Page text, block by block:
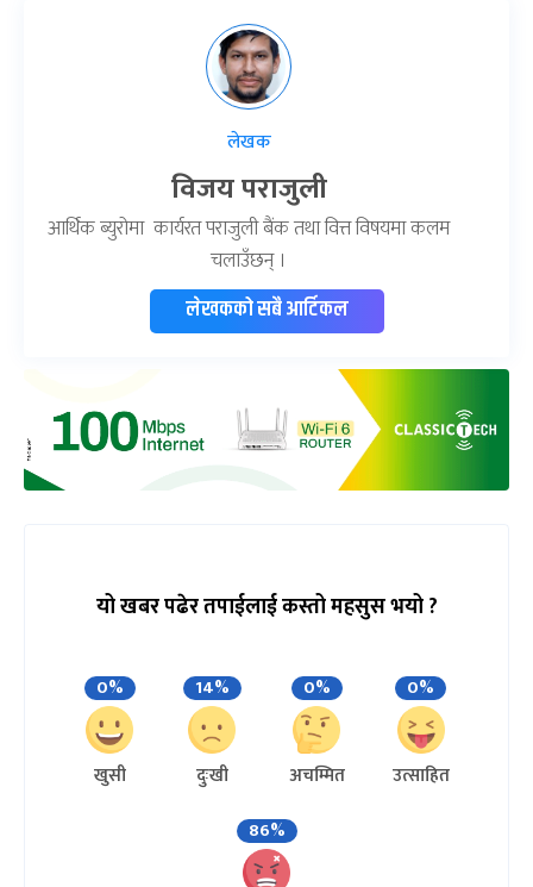
लेखक
विजय पराजुली
आर्थिक ब्युरोमा कार्यरत पराजुली बैंक तथा वित्त विषयमा कलम
चलाउँछन् ।
लेखकको सबै आर्टिकल
यो खबर पढेर तपाईलाई कस्तो महसुस भयो ?
0%
खुसी
14%
दुःखी
0%
अचम्मित
0%
उत्साहित
86%